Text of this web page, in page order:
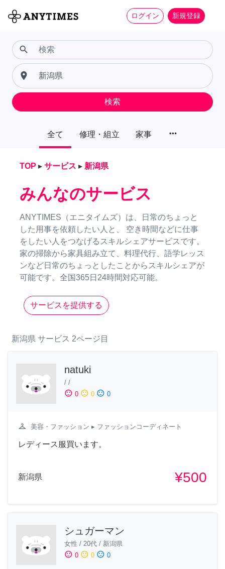
ログイン 新規登録
全て 修理・組立 家事 more_horiz
search
place
検索
TOP ▸ サービス ▸ 新潟県
みんなのサービス
ANYTIMES（エニタイムズ）は、日常のちょっと
した用事を依頼したい人と、 空き時間などに仕事
をしたい人をつなげるスキルシェアサービスです。
家の掃除から家具組み立て、料理代行、語学レッス
ンなど日常のちょっとしたことからスキルシェアが
可能です。全国365日24時間対応可能。
サービスを提供する
新潟県 サービス 2ページ目
natuki
/ /
sentiment_satisfied 0 sentiment_neutral 0 sentiment_dissatisfied 0
checkroom 美容・ファッション ▸ ファッションコーディネート
レディース服買います。
新潟県 ¥500
シュガーマン
女性 / 20代 / 新潟県
sentiment_satisfied 0 sentiment_neutral 0 sentiment_dissatisfied 0